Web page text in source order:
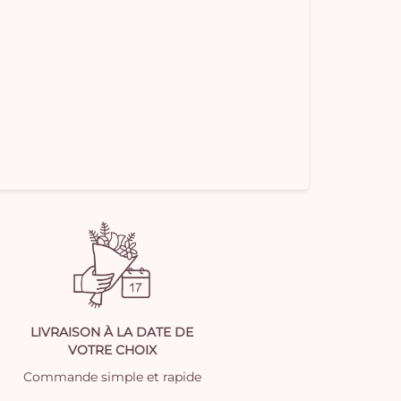
LIVRAISON À LA DATE DE
VOTRE CHOIX
Commande simple et rapide